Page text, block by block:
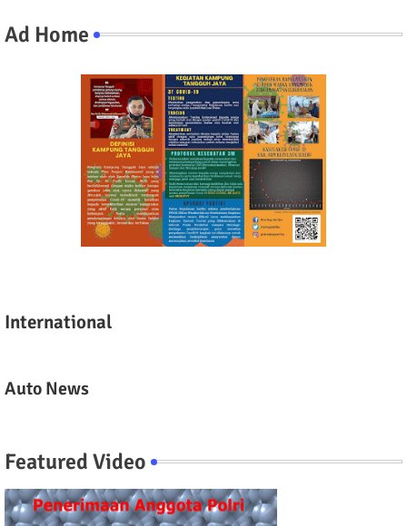
Ad Home
International
Auto News
Featured Video